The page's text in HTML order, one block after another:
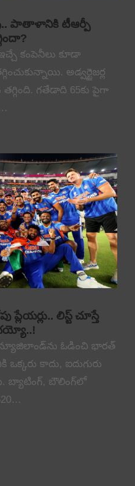
పాతాళానికి టీఆర్పీ
కంపెనీలు కూడా
అడ్వర్టైజర్ల
గతేడాది 65కు పైగా
ప్లేయర్లు.. లిస్ట్ చూస్తే
భయ్యో..!
న్యూజిలాండ్‌ను ఓడించి భారత్
కాదు, ఐదుగురు
బ్యాటింగ్, బౌలింగ్‌లో